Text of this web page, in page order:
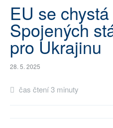
ARCHIV
ROZHOVORY
TÉMATA
EU se
Spojených
pro Ukrajinu
28. 5. 2025
čas čtení 3 minuty